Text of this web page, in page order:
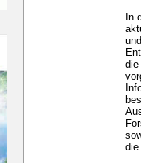
In
die